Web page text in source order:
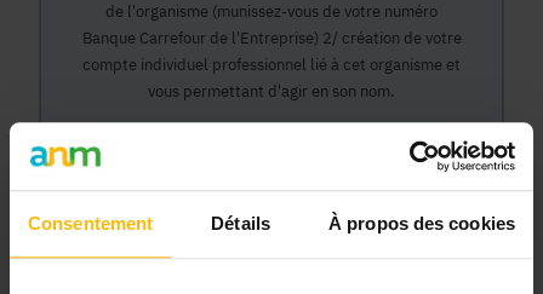
Consentement Détails À propos des cookies
de l'organisme (munissez-vous de votre numéro
Banque Carrefour de l'Entreprise) 2/ création de votre
compte individuel professionnel lié à cet organisme et
vous permettant d'agir en son nom.